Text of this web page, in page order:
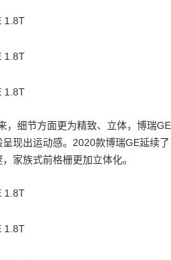
细节方面更为精致、立体，博瑞
现出运动感。2020款博瑞GE延续
家族式前格栅更加立体化。